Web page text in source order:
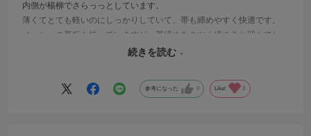
内側が楊柳でさらっっとしています。
薄くてとても軽いのにしっかりしていて、帯も締めやすく快適です。
メッシュの帯板も持っていますが、帯締めをキツく締めると凹んでし
まうので、こちらの方が使いやすいかったです。
続きを読む
参考になった 0 Like! 3